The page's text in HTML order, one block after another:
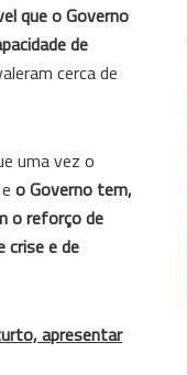
que o Governo
de
cerca de
uma vez o
o Governo tem,
o reforço de
crise e de
apresentar